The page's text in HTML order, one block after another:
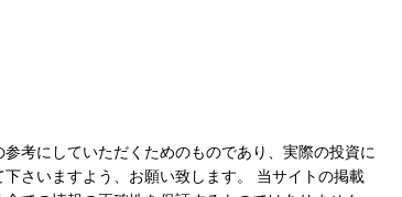
考にしていただくためのものであり、実際の投資に
さいますよう、お願い致します。 当サイトの掲載